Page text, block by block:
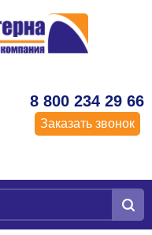
8 800 234 29 66
Заказать звонок